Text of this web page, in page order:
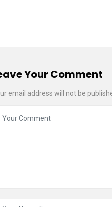
Your Comment
email address will not be